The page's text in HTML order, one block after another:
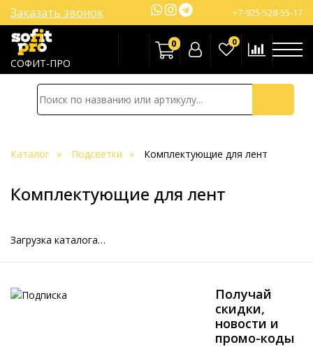
СОФИТ-ПРО
+7-925-528-55-17
Заказать звонок
0 0
Каталог Подсветки Комплектующие для лент
Комплектующие для лент
Загрузка каталога…
Получай
скидки,
новости и
промо-коды